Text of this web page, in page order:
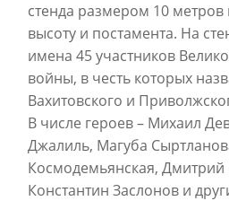
стенда размером 10 метров
высоту и постамента. На
имена 45 участников
войны, в честь которых
Вахитовского и
В числе героев – Михаил
Джалиль, Магуба
Космодемьянская,
Константин Заслонов и